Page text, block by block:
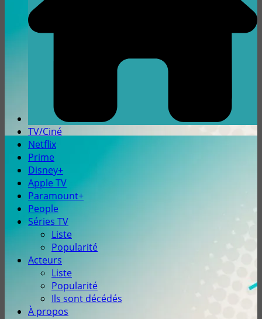
TV/Ciné
Netflix
Prime
Disney+
Apple TV
Paramount+
People
Séries TV
Liste
Popularité
Acteurs
Liste
Popularité
Ils sont décédés
À propos